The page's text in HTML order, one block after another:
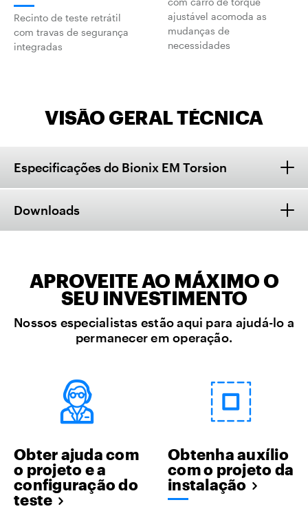
Recinto de teste retrátil
com travas de segurança
integradas
ajustável acomoda as
mudanças de
necessidades
VISÃO GERAL TÉCNICA
Especificações do Bionix EM Torsion
Downloads
APROVEITE AO MÁXIMO O
SEU INVESTIMENTO
Nossos especialistas estão aqui para ajudá-lo a
permanecer em operação.
Obter ajuda com
o projeto e a
configuração do
teste
Obtenha auxílio
com o projeto da
instalação